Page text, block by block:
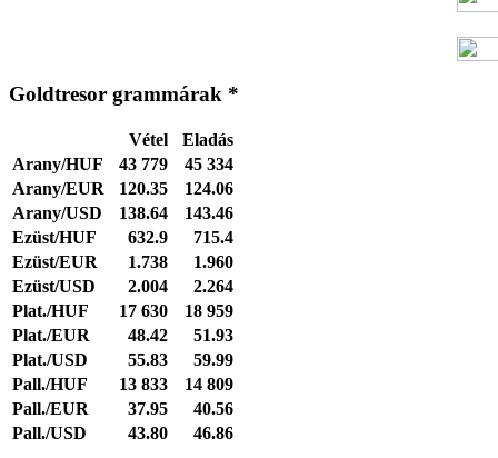
Goldtresor grammárak *
Vétel
Eladás
Arany/HUF
43 779
45 334
Arany/EUR
120.35
124.06
Arany/USD
138.64
143.46
Ezüst/HUF
632.9
715.4
Ezüst/EUR
1.738
1.960
Ezüst/USD
2.004
2.264
Plat./HUF
17 630
18 959
Plat./EUR
48.42
51.93
Plat./USD
55.83
59.99
Pall./HUF
13 833
14 809
Pall./EUR
37.95
40.56
Pall./USD
43.80 46.86